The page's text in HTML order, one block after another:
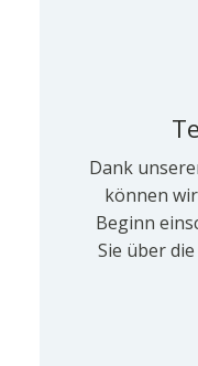
Dank
können
Beginn
Sie über